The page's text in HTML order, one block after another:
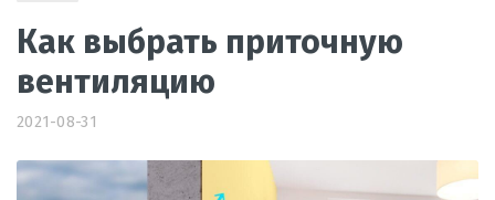
Как выбрать приточную
вентиляцию
2021-08-31